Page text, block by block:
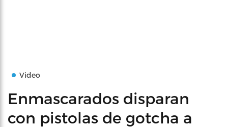
Video
Enmascarados disparan
con pistolas de gotcha a